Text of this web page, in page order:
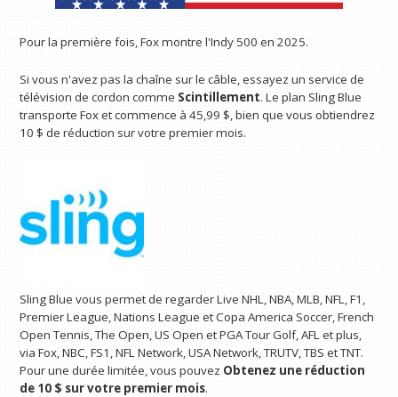
Pour la première fois, Fox montre l'Indy 500 en 2025.
Si vous n'avez pas la chaîne sur le câble, essayez un service de
télévision de cordon comme Scintillement. Le plan Sling Blue
transporte Fox et commence à 45,99 $, bien que vous obtiendrez
10 $ de réduction sur votre premier mois.
Sling Blue vous permet de regarder Live NHL, NBA, MLB, NFL, F1,
Premier League, Nations League et Copa America Soccer, French
Open Tennis, The Open, US Open et PGA Tour Golf, AFL et plus,
via Fox, NBC, FS1, NFL Network, USA Network, TRUTV, TBS et TNT.
Pour une durée limitée, vous pouvez Obtenez une réduction
de 10 $ sur votre premier mois.